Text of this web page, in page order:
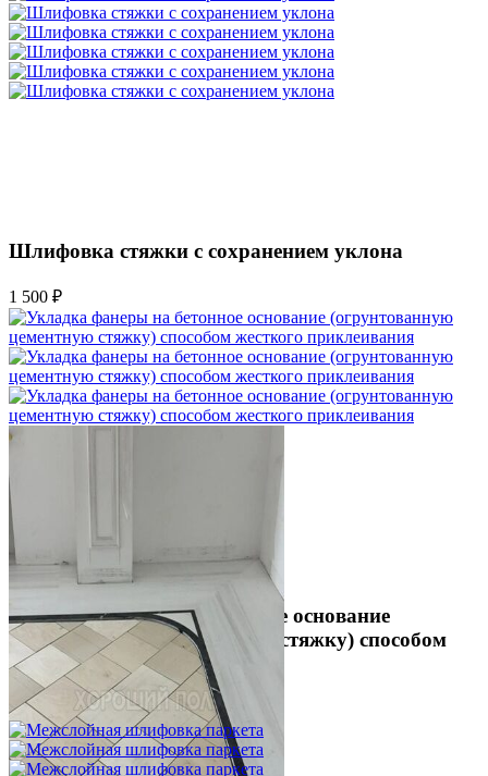
Шлифовка стяжки с сохранением уклона
1 500 ₽
Укладка фанеры на бетонное основание
(огрунтованную цементную стяжку) способом
жесткого приклеивания
750 ₽